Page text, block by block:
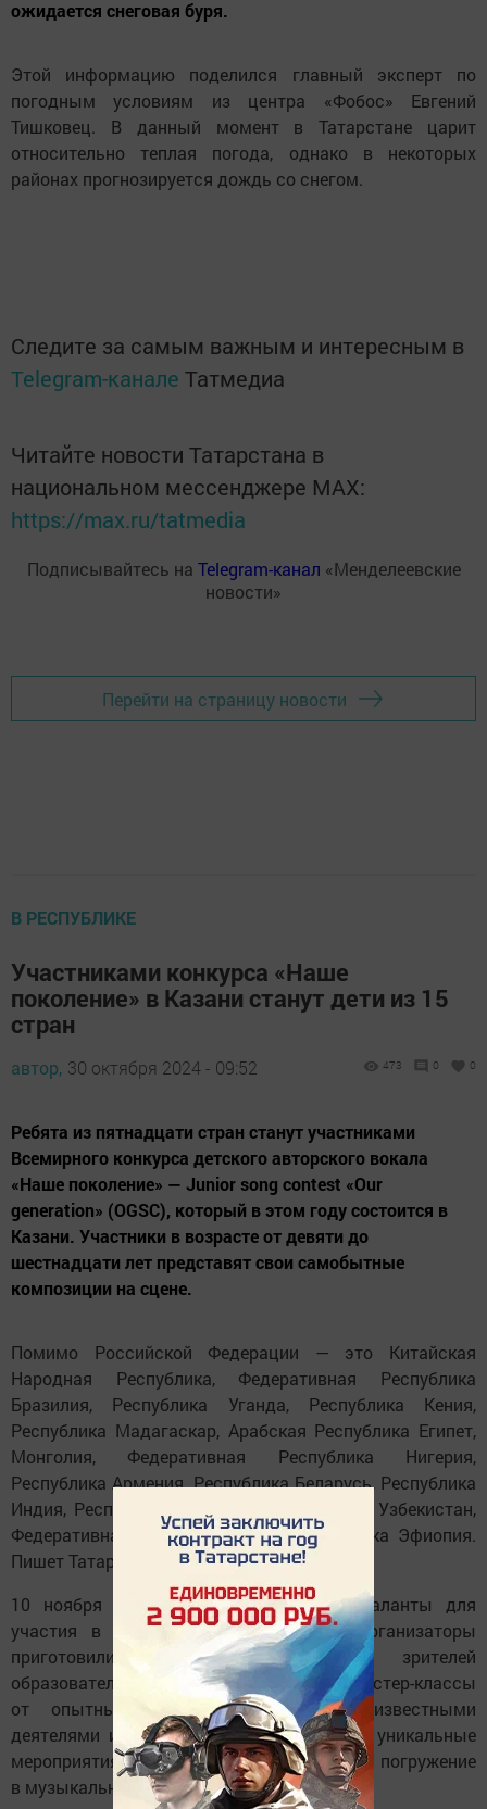
ожидается снеговая буря.
Этой информацию поделился главный эксперт по
погодным условиям из центра «Фобос» Евгений
Тишковец. В данный момент в Татарстане царит
относительно теплая погода, однако в некоторых
районах прогнозируется дождь со снегом.
Следите за самым важным и интересным в
Telegram-канале Татмедиа
Читайте новости Татарстана в
национальном мессенджере MАХ:
https://max.ru/tatmedia
Подписывайтесь на Telegram-канал «Менделеевские
новости»
Перейти на страницу новости
В РЕСПУБЛИКЕ
Участниками конкурса «Наше
поколение» в Казани станут дети из 15
стран
автор, 30 октября 2024 - 09:52 473 0 0
Ребята из пятнадцати стран станут участниками
Всемирного конкурса детского авторского вокала
«Наше поколение» — Junior song contest «Our
generation» (OGSC), который в этом году состоится в
Казани. Участники в возрасте от девяти до
шестнадцати лет представят свои самобытные
композиции на сцене.
Помимо Российской Федерации — это Китайская
Народная Республика, Федеративная Республика
Бразилия, Республика Уганда, Республика Кения,
Республика Мадагаскар, Арабская Республика Египет,
Монголия, Федеративная Республика Нигерия,
Республика Армения, Республика Беларусь, Республика
Индия, Республика Казахстан, Республика Узбекистан,
Федеративная Демократическая Республика Эфиопия.
Пишет Татар-информ.
10 ноября в Казань прибудут юные таланты для
участия в музыкальном состязании. Организаторы
приготовили для участников и зрителей
образовательную программу: мастер-классы
от опытных мастеров, встречи с известными
деятелями искусства, экскурсии, а также уникальные
мероприятия, направленные на глубокое погружение
в музыкальные традиции разных стран.